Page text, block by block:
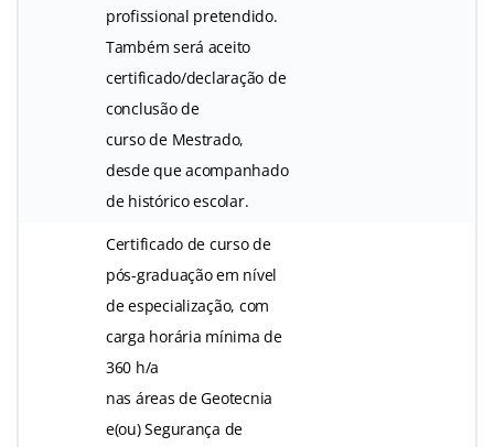
profissional pretendido.
Também será aceito
certificado/declaração de
conclusão de
curso de Mestrado,
desde que acompanhado
de histórico escolar.
Certificado de curso de
pós-graduação em nível
de especialização, com
carga horária mínima de
360 h/a
nas áreas de Geotecnia
e(ou) Segurança de